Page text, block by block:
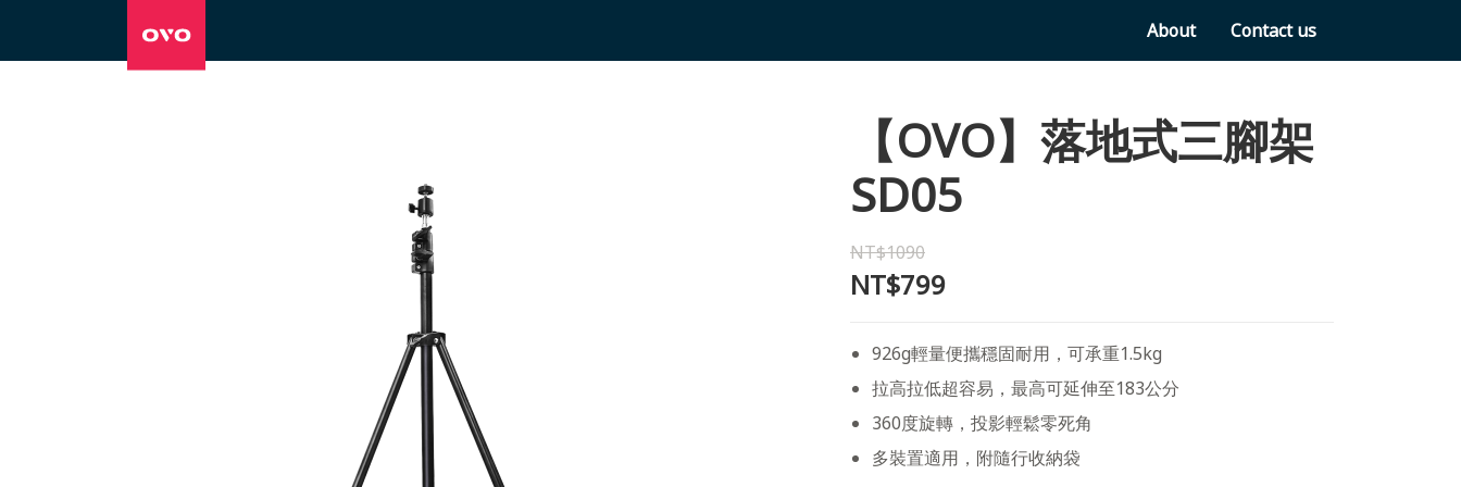
About Contact us
【OVO】落地式三腳架
SD05
NT$1090
NT$799
926g輕量便攜穩固耐用，可承重1.5kg
拉高拉低超容易，最高可延伸至183公分
360度旋轉，投影輕鬆零死⾓
多裝置適用，附隨行收納袋